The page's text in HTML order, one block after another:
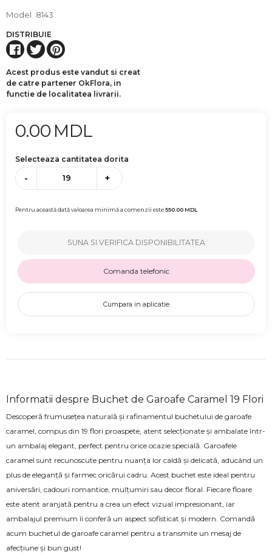
Model 8143
DISTRIBUIE
Acest produs este vandut si creat
de catre partener OkFlora, in
functie de localitatea livrarii.
0.00 MDL
Selecteaza cantitatea dorita
- +
Pentru această dată valoarea minimă a comenzii este550.00MDL
SUNA SI VERIFICA DISPONIBILITATEA
Comanda telefonic
Cumpara in aplicatie
Informatii despre Buchet de Garoafe Caramel 19 Flori
Descoperă frumusețea naturală și rafinamentul buchetului de garoafe
caramel, compus din 19 flori proaspete, atent selecționate și ambalate într-
un ambalaj elegant, perfect pentru orice ocazie specială. Garoafele
caramel sunt recunoscute pentru nuanța lor caldă și delicată, aducând un
plus de eleganță și farmec oricărui cadru. Acest buchet este ideal pentru
aniversări, cadouri romantice, mulțumiri sau decor floral. Fiecare floare
este atent aranjată pentru a crea un efect vizual impresionant, iar
ambalajul premium îi conferă un aspect sofisticat și modern. Comandă
acum buchetul de garoafe caramel pentru a transmite un mesaj de
afecțiune și bun gust!